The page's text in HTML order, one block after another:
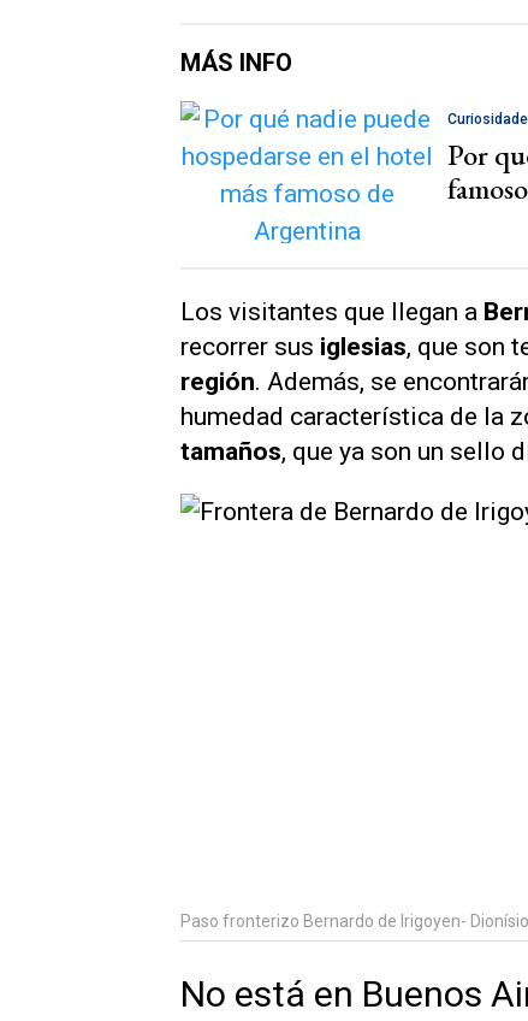
MÁS INFO
Por
Los visitantes que llegan a
recorrer sus iglesias, que son
región. Además, se
humedad característica de la
tamaños, que ya son un sello
Paso fronterizo Bernardo de Irigoyen-
No está en Buenos